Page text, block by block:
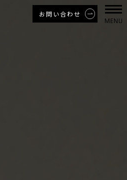
お問い合わせ